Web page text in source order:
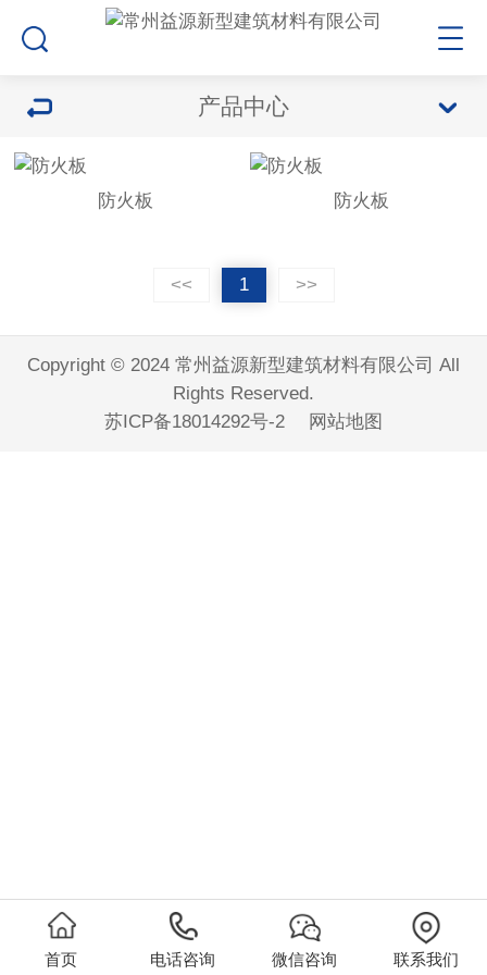
产品中心
防火板 防火板
<< 1 >>
Copyright © 2024 常州益源新型建筑材料有限公司 All
Rights Reserved.
苏ICP备18014292号-2
网站地图
首页 电话咨询 微信咨询 联系我们